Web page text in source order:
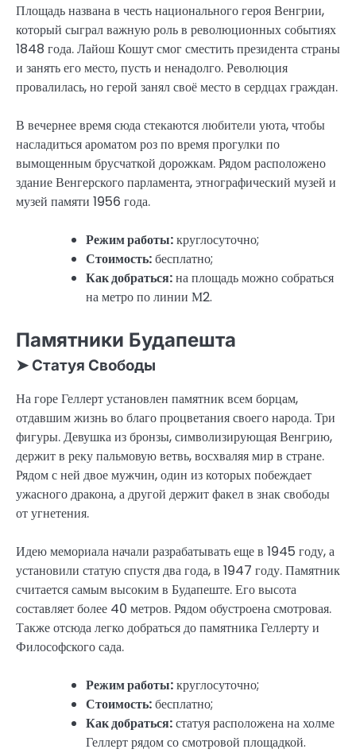
Площадь названа в честь национального героя Венгрии,
который сыграл важную роль в революционных событиях
1848 года. Лайош Кошут смог сместить президента страны
и занять его место, пусть и ненадолго. Революция
провалилась, но герой занял своё место в сердцах граждан.
В вечернее время сюда стекаются любители уюта, чтобы
насладиться ароматом роз по время прогулки по
вымощенным брусчаткой дорожкам. Рядом расположено
здание Венгерского парламента, этнографический музей и
музей памяти 1956 года.
Режим работы:круглосуточно;
Стоимость:бесплатно;
Как добраться:на площадь можно собраться
на метро по линии М2.
Памятники Будапешта
➤ Статуя Свободы
На горе Геллерт установлен памятник всем борцам,
отдавшим жизнь во благо процветания своего народа. Три
фигуры. Девушка из бронзы, символизирующая Венгрию,
держит в реку пальмовую ветвь, восхваляя мир в стране.
Рядом с ней двое мужчин, один из которых побеждает
ужасного дракона, а другой держит факел в знак свободы
от угнетения.
Идею мемориала начали разрабатывать еще в 1945 году, а
установили статую спустя два года, в 1947 году. Памятник
считается самым высоким в Будапеште. Его высота
составляет более 40 метров. Рядом обустроена смотровая.
Также отсюда легко добраться до памятника Геллерту и
Философского сада.
Режим работы:круглосуточно;
Стоимость:бесплатно;
Как добраться:статуя расположена на холме
Геллерт рядом со смотровой площадкой.